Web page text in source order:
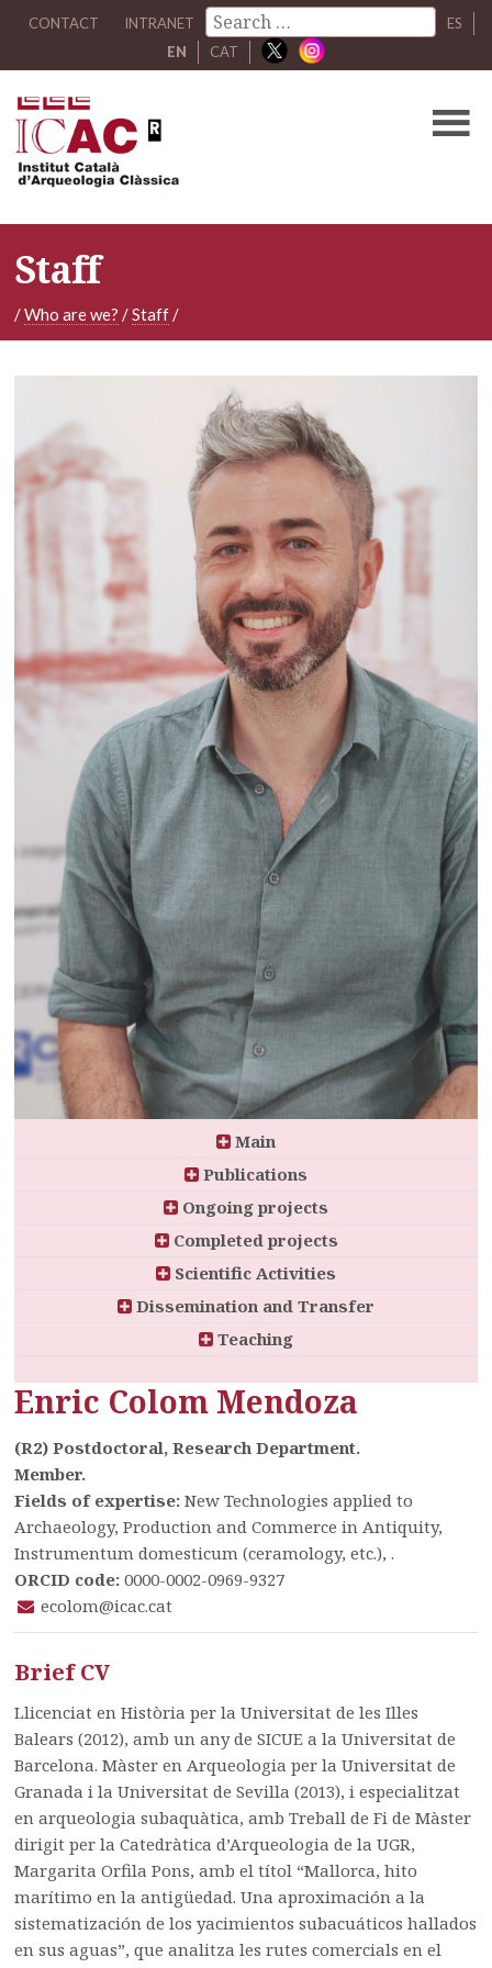
CONTACT INTRANET
ES
EN
CAT
Staff
/Who are we? /Staff/
Main
Publications
Ongoing projects
Completed projects
Scientific Activities
Dissemination and Transfer
Teaching
Enric Colom Mendoza
(R2) Postdoctoral, Research Department.
Member.
Fields of expertise:New Technologies applied to
Archaeology, Production and Commerce in Antiquity,
Instrumentum domesticum (ceramology, etc.), .
ORCID code: 0000-0002-0969-9327
ecolom@icac.cat
Brief CV
Llicenciat en Història per la Universitat de les Illes
Balears (2012), amb un any de SICUE a la Universitat de
Barcelona. Màster en Arqueologia per la Universitat de
Granada i la Universitat de Sevilla (2013), i especialitzat
en arqueologia subaquàtica, amb Treball de Fi de Màster
dirigit per la Catedràtica d’Arqueologia de la UGR,
Margarita Orfila Pons, amb el títol “Mallorca, hito
marítimo en la antigüedad. Una aproximación a la
sistematización de los yacimientos subacuáticos hallados
en sus aguas”, que analitza les rutes comercials en el